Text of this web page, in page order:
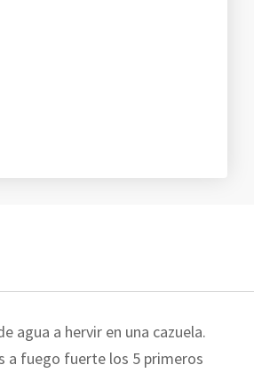
agua a hervir en una cazuela.
a fuego fuerte los 5 primeros